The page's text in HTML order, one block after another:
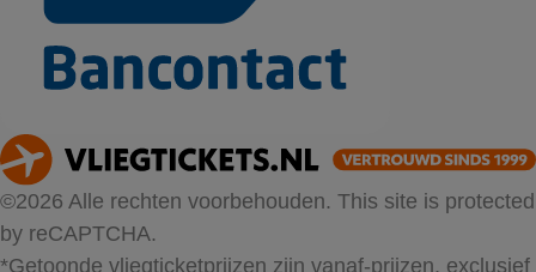
©2026 Alle rechten voorbehouden. This site is protected
by reCAPTCHA.
*Getoonde vliegticketprijzen zijn vanaf-prijzen, exclusief